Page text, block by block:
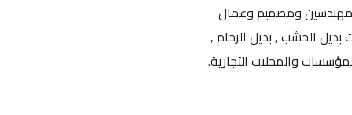
مهندسين ومصميم وعمال
الخشب , بديل الرخام ,
والمحلات التجارية.